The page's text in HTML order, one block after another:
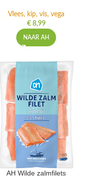
Vlees, kip, vis, vega
€8,99
NAAR AH
AH Wilde zalmfilets